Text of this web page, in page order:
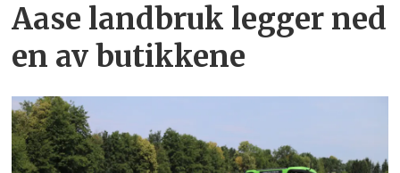
Aase landbruk legger ned
en av butikkene